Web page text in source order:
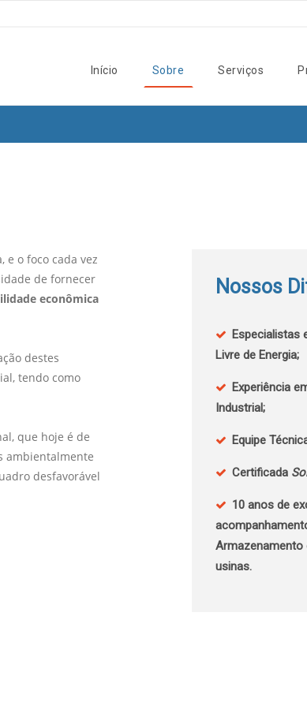
Início Sobre Serviços
e o foco cada vez
de fornecer
econômica
destes
tendo como
que hoje é de
ambientalmente
desfavorável
Nossos
Especialistas
Livre de Energia;
Experiência
Industrial;
Equipe
Certificada
10 anos de
Armazenamento
usinas.